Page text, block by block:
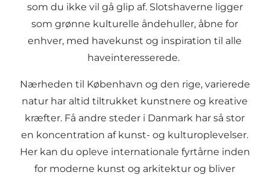
som du ikke vil gå glip af. Slotshaverne ligger
som grønne kulturelle åndehuller, åbne for
enhver, med havekunst og inspiration til alle
haveinteresserede.
Nærheden til København og den rige, varierede
natur har altid tiltrukket kunstnere og kreative
kræfter. Få andre steder i Danmark har så stor
en koncentration af kunst- og kulturoplevelser.
Her kan du opleve internationale fyrtårne inden
for moderne kunst og arkitektur og bliver